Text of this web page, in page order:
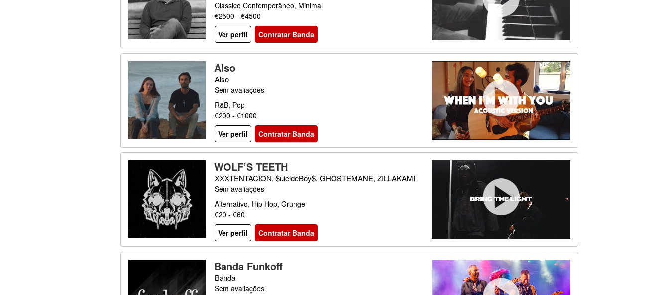
Clássico Contemporâneo, Minimal
€2500 - €4500
Ver perfil
Contratar Banda
Also
Also
Sem avaliações
R&B, Pop
€200 - €1000
Ver perfil
Contratar Banda
WOLF’S TEETH
XXXTENTACION, $uicideBoy$, GHOSTEMANE, ZILLAKAMI
Sem avaliações
Alternativo, Hip Hop, Grunge
€20 - €60
Ver perfil
Contratar Banda
Banda Funkoff
Banda
Sem avaliações